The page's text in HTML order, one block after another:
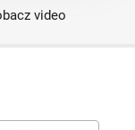
video